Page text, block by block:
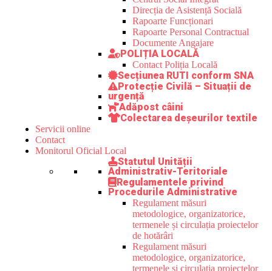
Direcția de Asistență Socială
Rapoarte Funcționari
Rapoarte Personal Contractual
Documente Angajare
POLIȚIA LOCALĂ
Contact Poliția Locală
Secțiunea RUTI conform SNA
Protecție Civilă – Situații de
urgență
Adăpost câini
Colectarea deșeurilor textile
Servicii online
Contact
Monitorul Oficial Local
Statutul Unității
Administrativ-Teritoriale
Regulamentele privind
Procedurile Administrative
Regulament măsuri
metodologice, organizatorice,
termenele și circulația proiectelor
de hotărâri
Regulament măsuri
metodologice, organizatorice,
termenele și circulația proiectelor